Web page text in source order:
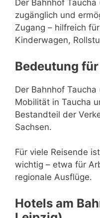
Der Bahnhof
zugänglich und
Zugang – hilfreich
Kinderwagen,
Bedeutung
Der Bahnhof
Mobilität in Taucha
Bestandteil der
Sachsen.
Für viele Reisende
wichtig – etwa für
regionale Ausflüge.
Hotels am